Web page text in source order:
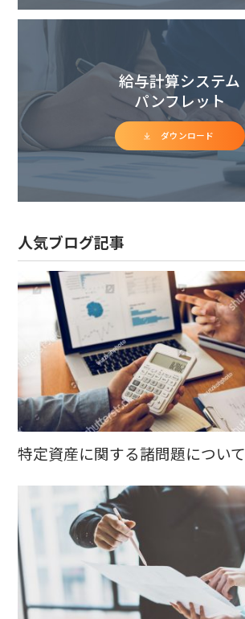
給与計算システム
パンフレット
ダウンロード
人気ブログ記事
特定資産に関する諸問題について